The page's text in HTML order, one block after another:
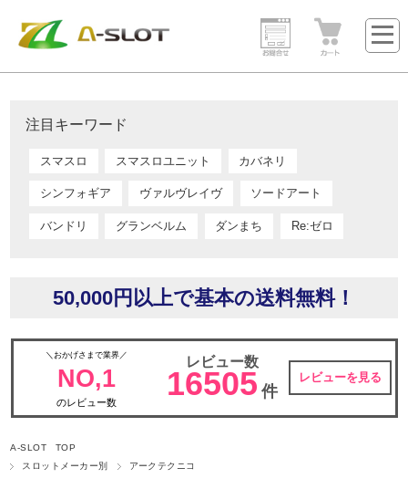
注目キーワード
スマスロ スマスロユニット カバネリ
シンフォギア ヴァルヴレイヴ ソードアート
バンドリ グランベルム ダンまち Re:ゼロ
50,000円以上で基本の送料無料！
＼おかげさまで業界／
NO,1
のレビュー数
レビュー数
16505 件
レビューを見る
A-SLOT TOP
スロットメーカー別
アークテクニコ